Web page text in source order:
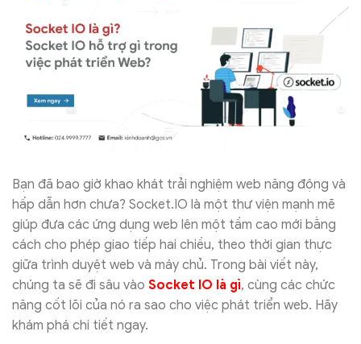
Bạn đã bao giờ khao khát trải nghiệm web năng động và
hấp dẫn hơn chưa? Socket.IO là một thư viện mạnh mẽ
giúp đưa các ứng dụng web lên một tầm cao mới bằng
cách cho phép giao tiếp hai chiều, theo thời gian thực
giữa trình duyệt web và máy chủ. Trong bài viết này,
chúng ta sẽ đi sâu vào Socket IO là gì, cùng các chức
năng cốt lõi của nó ra sao cho việc phát triển web. Hãy
khám phá chi tiết ngay.